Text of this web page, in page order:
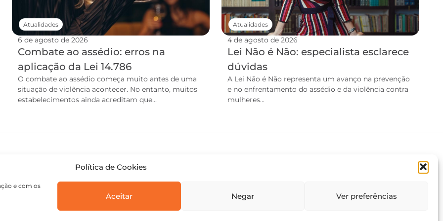
Política de Cookies
e com os
Aceitar Negar Ver preferências
6 de agosto de 2026
Combate ao assédio: erros na
aplicação da Lei 14.786
O combate ao assédio começa muito antes de uma
situação de violência acontecer. No entanto, muitos
estabelecimentos ainda acreditam que...
Atualidades
4 de agosto de 2026
Lei Não é Não: especialista esclarece
dúvidas
A Lei Não é Não representa um avanço na prevenção
e no enfrentamento do assédio e da violência contra
mulheres...
Atualidades